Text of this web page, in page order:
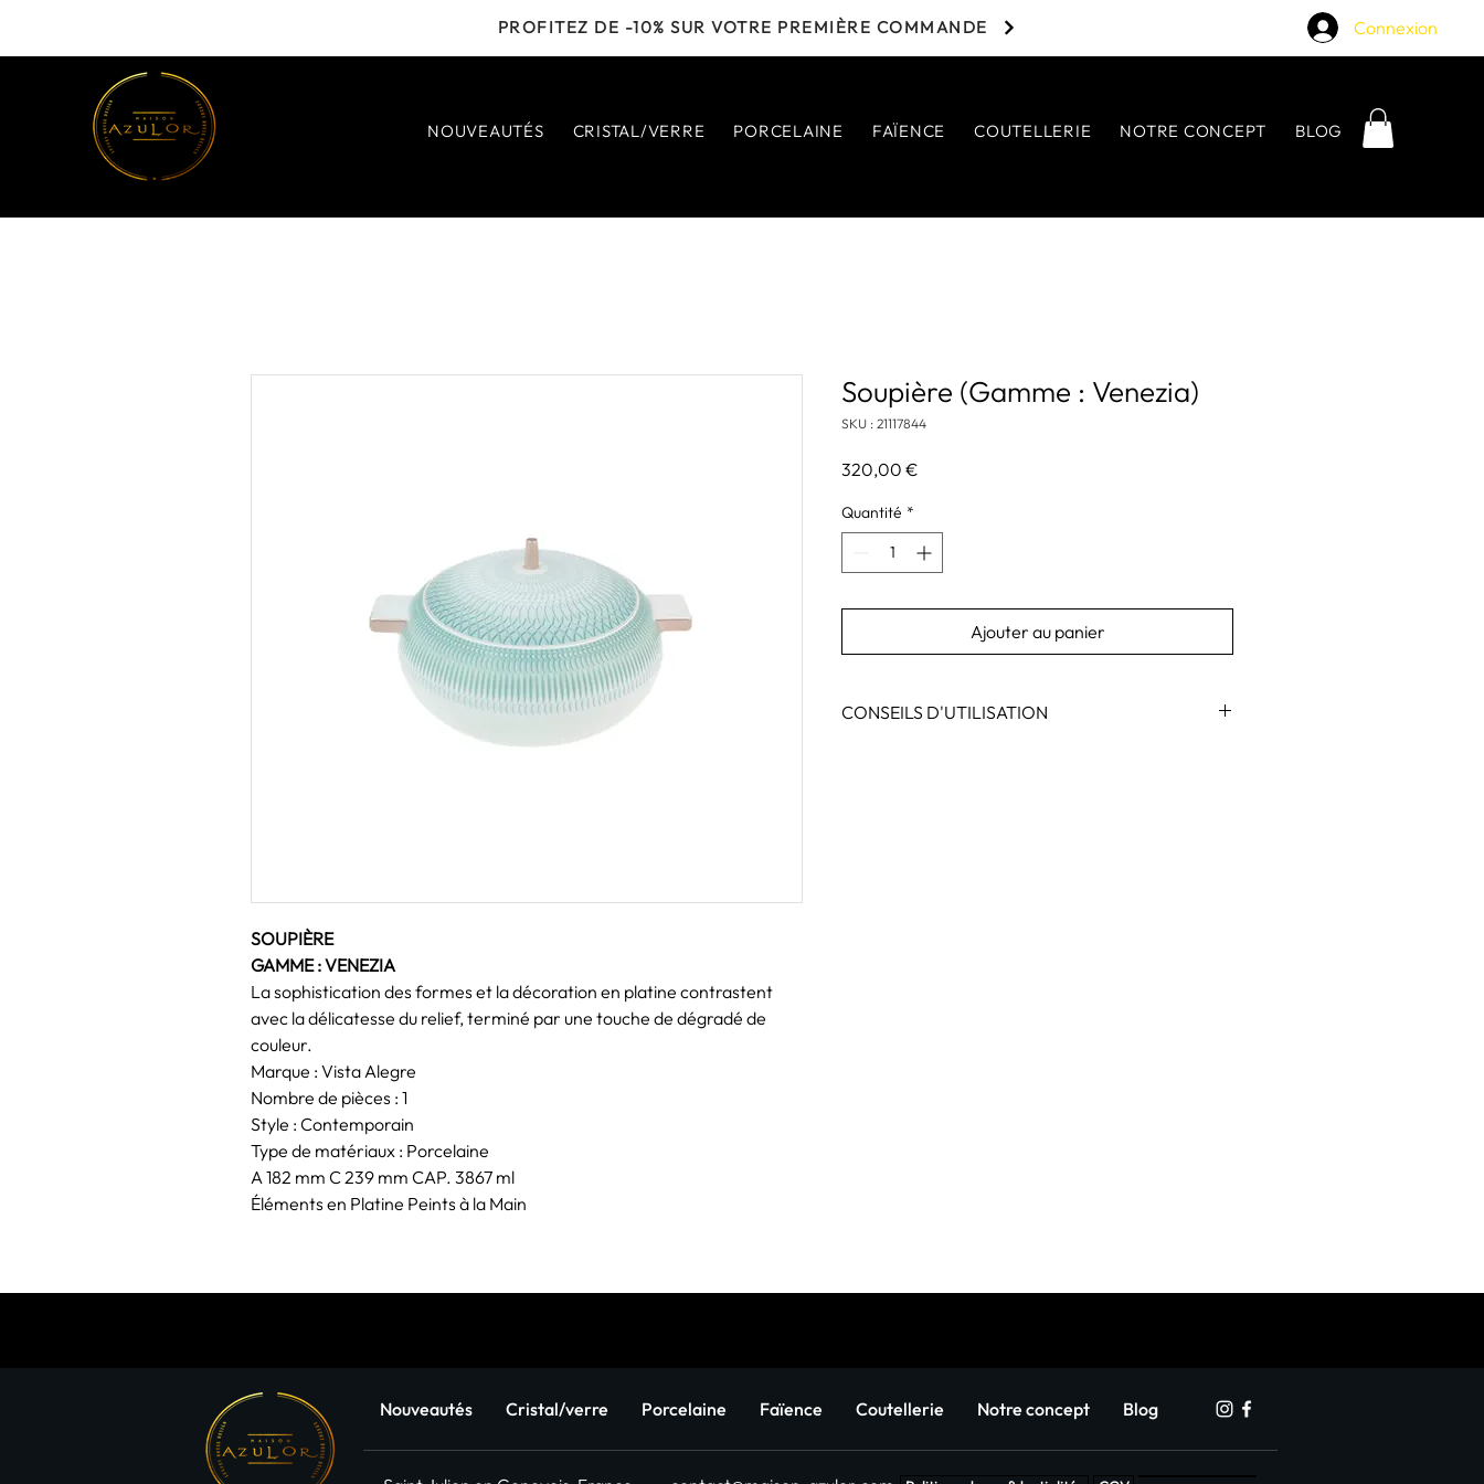
PROFITEZ DE -10% SUR VOTRE PREMIÈRE COMMANDE Connexion
NOUVEAUTÉS CRISTAL/VERRE PORCELAINE FAÏENCE COUTELLERIE NOTRE CONCEPT BLOG
SOUPIÈRE
GAMME : VENEZIA
La sophistication des formes et la décoration en platine contrastent
avec la délicatesse du relief, terminé par une touche de dégradé de
couleur.
Marque : Vista Alegre
Nombre de pièces : 1
Style : Contemporain
Type de matériaux : Porcelaine
A 182 mm C 239 mm CAP. 3867 ml
Éléments en Platine Peints à la Main
Soupière (Gamme : Venezia)
SKU : 21117844
320,00 €
Quantité *
Ajouter au panier
CONSEILS D'UTILISATION
Nouveautés Cristal/verre Porcelaine Faïence Coutellerie Notre concept Blog